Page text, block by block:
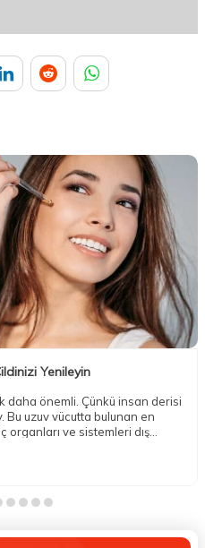
Yenileyin
daha önemli. Çünkü insan derisi
Bu uzuv vücutta bulunan en
organları ve sistemleri dış
gibi mühim bir vazifesi
sıcak, soğuk,